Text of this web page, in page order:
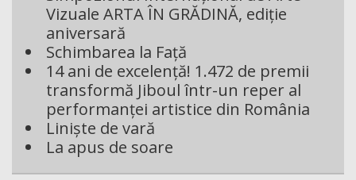
Vizuale ARTA ÎN GRĂDINĂ, ediție
aniversară
Schimbarea la Față
14 ani de excelență! 1.472 de premii
transformă Jiboul într-un reper al
performanței artistice din România
Liniște de vară
La apus de soare